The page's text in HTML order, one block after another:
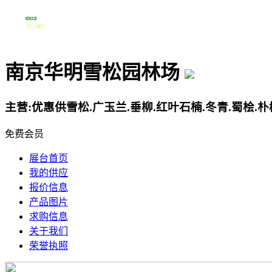
南京华明雪松园林场
主营:优惠供雪松.广玉兰.垂柳.红叶石楠.冬青.蜀桧.朴
免费会员
展台首页
我的供应
报价信息
产品图片
求购信息
关于我们
荣誉执照